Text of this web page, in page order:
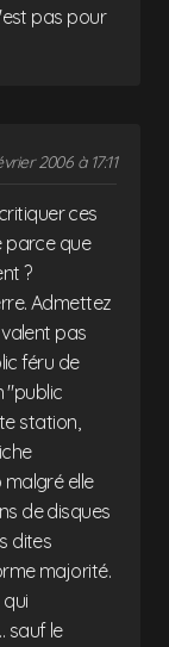
pas pour
2006 à 17:11
ces
parce que
?
Admettez
pas
féru de
"public
station,
elle
de disques
dites
majorité.
sauf le